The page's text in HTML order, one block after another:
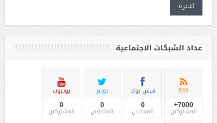
اشترك
عداد الشبكات الاجتماعية
RSS
7000+
المشتركين
فيس بوك
0
المعجبين
تويتر
0
المتابعين
يوتيوب
0
المشتركين